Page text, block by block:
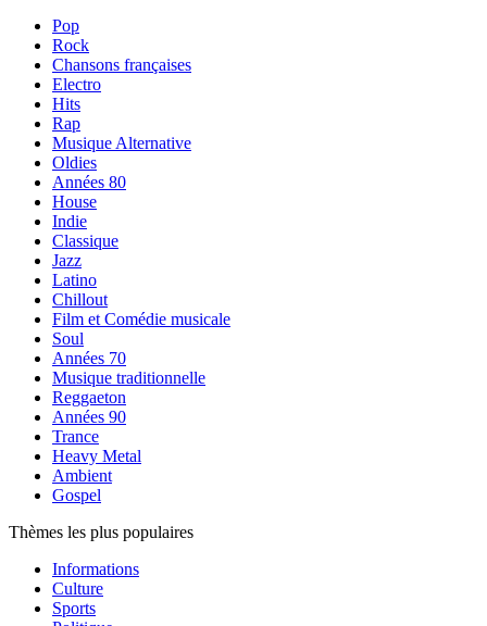
Pop
Rock
Chansons françaises
Electro
Hits
Rap
Musique Alternative
Oldies
Années 80
House
Indie
Classique
Jazz
Latino
Chillout
Film et Comédie musicale
Soul
Années 70
Musique traditionnelle
Reggaeton
Années 90
Trance
Heavy Metal
Ambient
Gospel
Thèmes les plus populaires
Informations
Culture
Sports